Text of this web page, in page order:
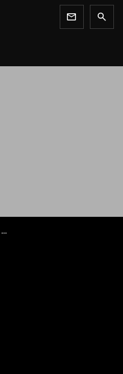
newsletter search